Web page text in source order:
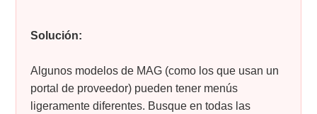
Solución:
Algunos modelos de MAG (como los que usan un
portal de proveedor) pueden tener menús
ligeramente diferentes. Busque en todas las